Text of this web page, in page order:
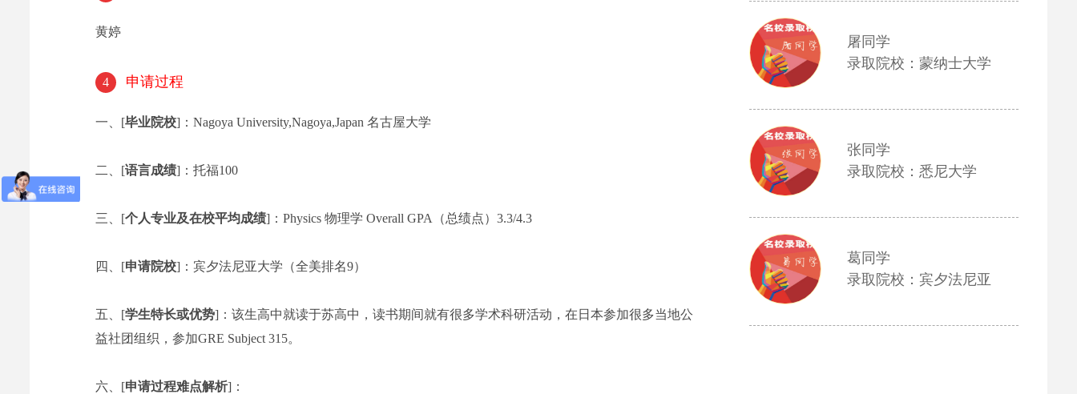
黄婷
4 申请过程
一、[毕业院校]：Nagoya University,Nagoya,Japan 名古屋大学
二、[语言成绩]：托福100
三、[个人专业及在校平均成绩]：Physics 物理学 Overall GPA（总绩点）3.3/4.3
四、[申请院校]：宾夕法尼亚大学（全美排名9）
五、[学生特长或优势]：该生高中就读于苏高中，读书期间就有很多学术科研活动，在日本参加很多当地公
益社团组织，参加GRE Subject 315。
六、[申请过程难点解析]：
屠同学
录取院校：蒙纳士大学
张同学
录取院校：悉尼大学
葛同学
录取院校：宾夕法尼亚